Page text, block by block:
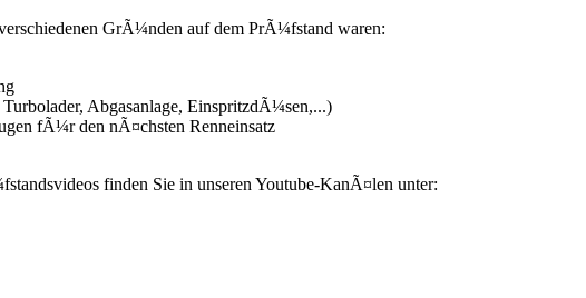
GrÃ¼nden auf dem PrÃ¼fstand waren:
Abgasanlage, EinspritzdÃ¼sen,...)
fÃ¼r den nÃ¤chsten Renneinsatz
finden Sie in unseren Youtube-KanÃ¤len unter: